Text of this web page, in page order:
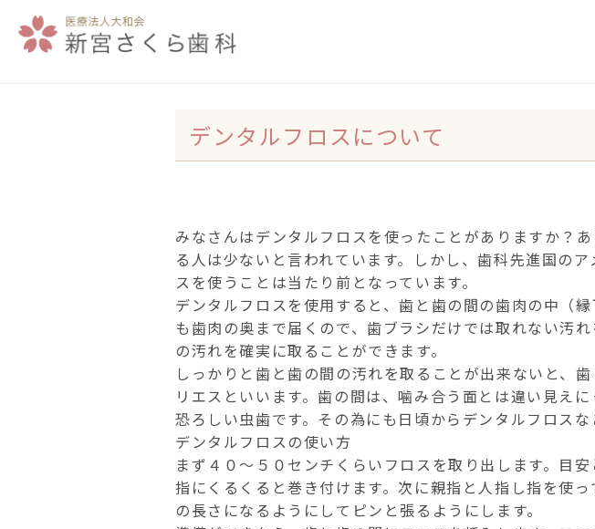
デンタルフロスについて
みなさんはデンタルフロスを使ったことがありますか？
る人は少ないと言われています。しかし、歯科先進国の
スを使うことは当たり前となっています。
デンタルフロスを使用すると、歯と歯の間の歯肉の中（
も歯肉の奥まで届くので、歯ブラシだけでは取れない汚
の汚れを確実に取ることができます。
しっかりと歯と歯の間の汚れを取ることが出来ないと、
リエスといいます。歯の間は、噛み合う面とは違い見え
恐ろしい虫歯です。その為にも日頃からデンタルフロス
デンタルフロスの使い方
まず４０～５０センチくらいフロスを取り出します。目
指にくるくると巻き付けます。次に親指と人指し指を使
の長さになるようにしてピンと張るようにします。